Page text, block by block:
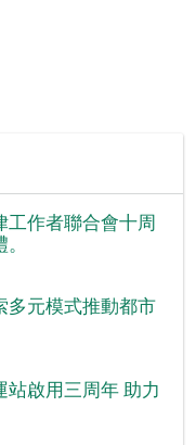
工作者聯合會十周
多元模式推動都市
啟用三周年 助力